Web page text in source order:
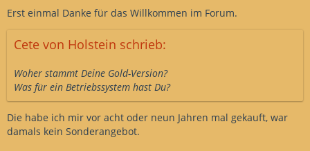
Erst einmal Danke für das Willkommen im Forum.
Cete von Holstein schrieb:
Woher stammt Deine Gold-Version?
Was für ein Betriebssystem hast Du?
Die habe ich mir vor acht oder neun Jahren mal gekauft, war
damals kein Sonderangebot.